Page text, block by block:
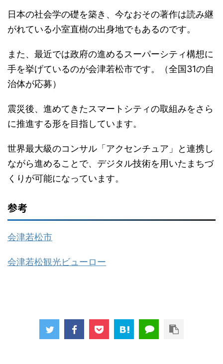
日本の社会学の礎を築き、今なおその著作は読み継
がれている小室直樹の出身地でもあるのです。
また、最近では政府の進めるスーパーシティ構想に
手を挙げているのが会津若松市です。（全国31の自
治体が応募）
震災後、進めてきたスマートシティの取組みをさら
に推進する形を目指しています。
世界最大級のコンサル「アクセンチュア」と連携し
ながら進めることで、デジタル技術を用いたまちづ
くりが可能になっています。
参考
会津若松市
会津若松観光ビューロー